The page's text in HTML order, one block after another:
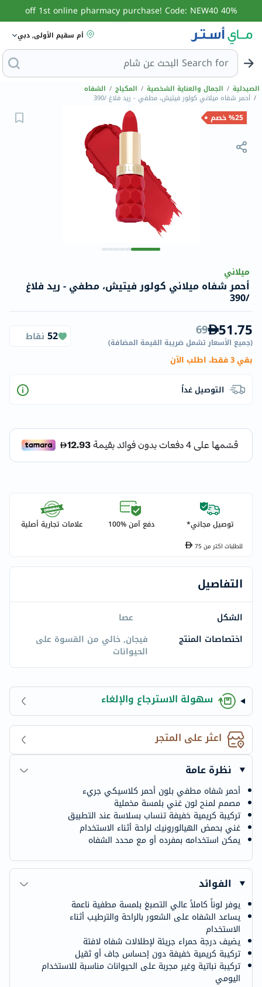
40% off 1st online pharmacy purchase! Code: NEW40
أم سقيم الأولى, دبي
Search for البحث عن
الصيدلية / الجمال والعناية الشخصية / المكياج / الشفاه
/ أحمر شفاه ميلاني كولور فيتيش، مطفي - ريد فلاغ /390
%25 خصم
ميلاني
أحمر شفاه ميلاني كولور فيتيش، مطفي - ريد فلاغ
/390
51.75
69
(جميع الأسعار تشمل ضريبة القيمة المضافة)
52 نقاط
بقي 3 فقط، اطلب الآن
التوصيل غداً
توصيل مجاني* دفع آمن %100 علامات تجارية أصلية
للطلبات اكتر من75
التفاصيل
الشكل
عصا
اختصاصات المنتج
فيجان, خالي من القسوة على
الحيوانات
سهولة الاسترجاع والإلغاء
اعثر على المتجر
نظرة عامة
أحمر شفاه مطفي بلون أحمر كلاسيكي جريء
مصمم لمنح لون غني بلمسة مخملية
تركيبة كريمية خفيفة تنساب بسلاسة عند التطبيق
غني بحمض الهيالورونيك لراحة أثناء الاستخدام
يمكن استخدامه بمفرده أو مع محدد الشفاه
الفوائد
يوفر لوناً كاملاً عالي التصبغ بلمسة مطفية ناعمة
يساعد الشفاه على الشعور بالراحة والترطيب أثناء
الاستخدام
يضيف درجة حمراء جريئة لإطلالات شفاه لافتة
تركيبة كريمية خفيفة دون إحساس جاف أو ثقيل
تركيبة نباتية وغير مجربة على الحيوانات مناسبة للاستخدام
اليومي